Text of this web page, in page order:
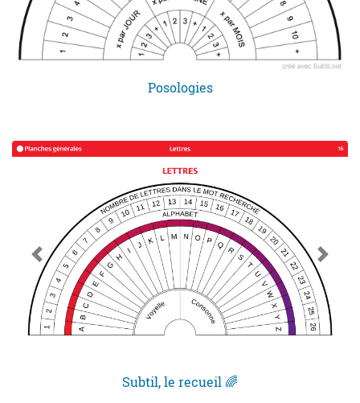
Posologies
Subtil, le recueil 🌈